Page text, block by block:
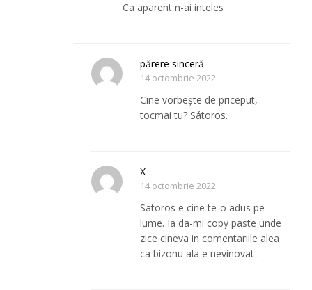
Ca aparent n-ai inteles
părere sinceră
14 octombrie 2022
Cine vorbește de priceput,
tocmai tu? Sátoros.
X
14 octombrie 2022
Satoros e cine te-o adus pe
lume. Ia da-mi copy paste unde
zice cineva in comentariile alea
ca bizonu ala e nevinovat .